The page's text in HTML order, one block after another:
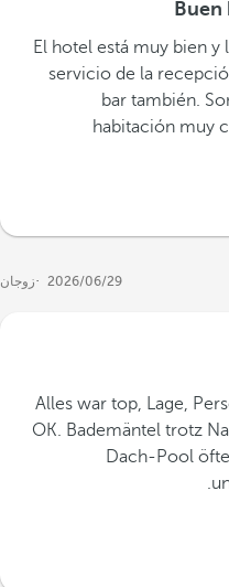
‪El hotel está muy bien
servicio de la
bar también.
habitación muy
29‏/06‏/2026 زوجان
Alles war top, Lage,
OK. Bademäntel trotz
Dach-Pool